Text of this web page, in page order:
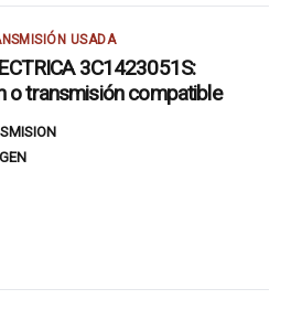
USADA
3C1423051S:
o transmisión compatible